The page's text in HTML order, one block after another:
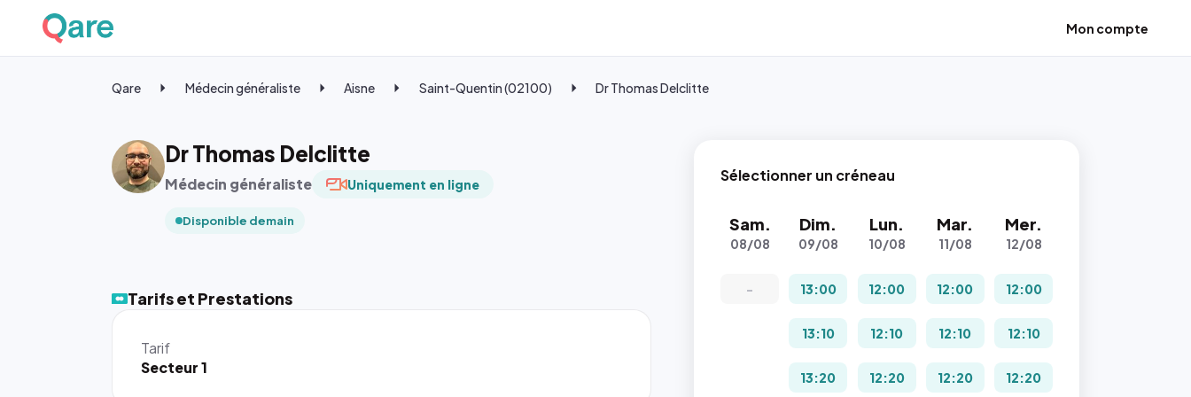
Mon compte
Qare Médecin généraliste Aisne Saint-Quentin (02100) Dr Thomas Delclitte
Dr Thomas Delclitte
Médecin généraliste Uniquement en ligne
Disponible demain
Tarifs et Prestations
Tarif
Secteur 1
Sélectionner un créneau
Sam.
08/08
-
Dim.
09/08
13:00
13:10
13:20
Lun.
10/08
12:00
12:10
12:20
Mar.
11/08
12:00
12:10
12:20
Mer.
12/08
12:00
12:10
12:20